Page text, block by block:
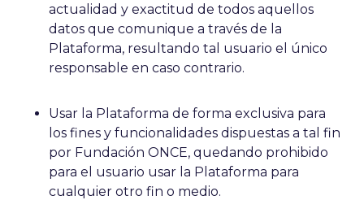
actualidad y exactitud de todos aquellos
datos que comunique a través de la
Plataforma, resultando tal usuario el único
responsable en caso contrario.
Usar la Plataforma de forma exclusiva para
los fines y funcionalidades dispuestas a tal fin
por Fundación ONCE, quedando prohibido
para el usuario usar la Plataforma para
cualquier otro fin o medio.